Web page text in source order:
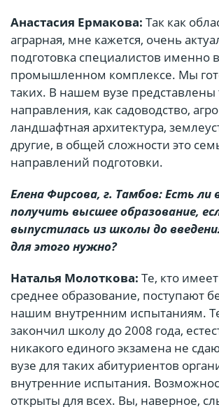
Анастасия Ермакова: Так как
аграрная, мне кажется, очень
подготовка специалистов именно
промышленном комплексе. Мы
таких. В нашем вузе представлены
направления, как садоводство,
ландшафтная архитектура,
другие, в общей сложности это
направлений подготовки.
Елена Фирсова, г. Тамбов: Есть
получить высшее образование,
выпустилась из школы до
для этого нужно?
Наталья Молоткова: Те, кто
среднее образование, поступают
нашим внутренним испытаниям.
закончил школу до 2008 года,
никакого единого экзамена не
вузе для таких абитуриентов
внутренние испытания.
открыты для всех. Вы, наверное,